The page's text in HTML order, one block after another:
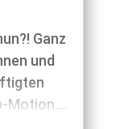
Ganz
und
Motion....